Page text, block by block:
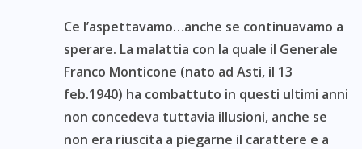
Ce l’aspettavamo…anche se continuavamo a
sperare. La malattia con la quale il Generale
Franco Monticone (nato ad Asti, il 13
feb.1940) ha combattuto in questi ultimi anni
non concedeva tuttavia illusioni, anche se
non era riuscita a piegarne il carattere e a